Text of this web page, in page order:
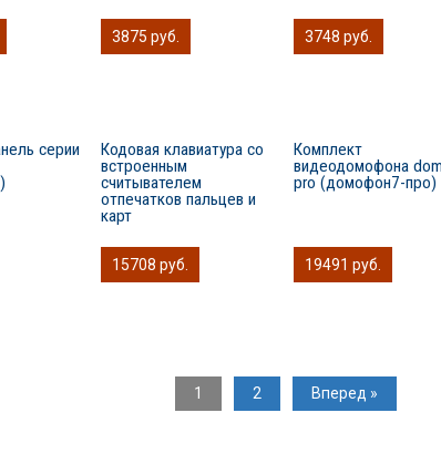
3875 руб. 3748 руб.
серии
Кодовая клавиатура со
встроенным
считывателем
отпечатков пальцев и
карт
15708 руб.
Комплект
видеодомофона
pro (домофон7-про)
19491 руб.
1 2 Вперед »